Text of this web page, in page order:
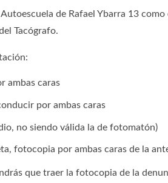
de Rafael Ybarra 13
Tacógrafo.
ambas caras
por ambas caras
no siendo válida la de fotomatón)
fotocopia por ambas caras de la
que traer la fotocopia de la